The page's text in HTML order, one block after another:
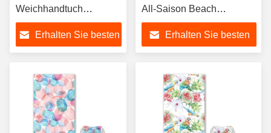
Weichhandtuch
Zeichentrickfilm Custom
Beach Handtuch
Erhalten Sie besten
All-Saison Beach
Handtuch
Erhalten Sie besten